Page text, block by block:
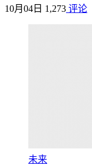
10月04日 1,273 评论
未来